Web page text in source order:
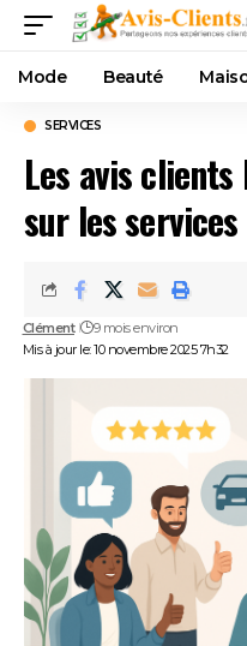
Mode Beauté
SERVICES
Les avis
sur les
Mis à jour le: 10 novembre 2025 7h32
Clément 9 mois environ